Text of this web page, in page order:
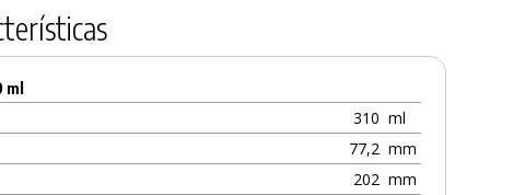
310 ml
77,2 mm
202 mm